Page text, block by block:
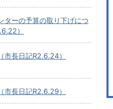
ターの予算の取り下げにつ
）
市長日記R2.6.24）
市長日記R2.6.29）